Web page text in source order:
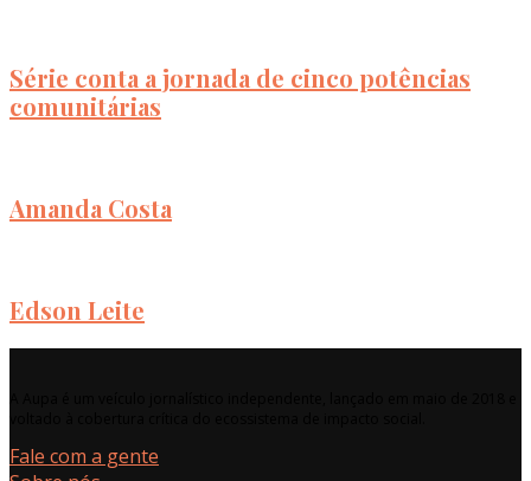
Série conta a jornada de cinco potências
comunitárias
Amanda Costa
Edson Leite
Fale com a gente